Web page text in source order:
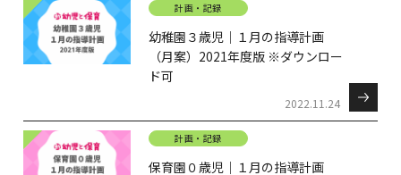
計画・記録
幼稚園３歳児｜１月の指導計画
（月案）2021年度版 ※ダウンロー
ド可
2022.11.24
計画・記録
保育園０歳児｜１月の指導計画